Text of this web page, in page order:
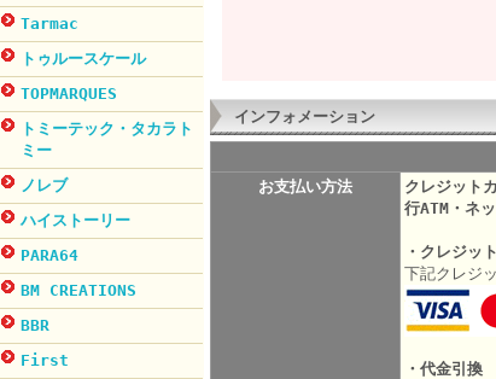
Tarmac
トゥルースケール
TOPMARQUES
トミーテック・タカラト
ミー
ノレブ
ハイストーリー
PARA64
BM CREATIONS
BBR
First
インフォメーション
お支払い方法
クレジット
行ATM・ネ
・クレジッ
下記クレジ
・代金引換